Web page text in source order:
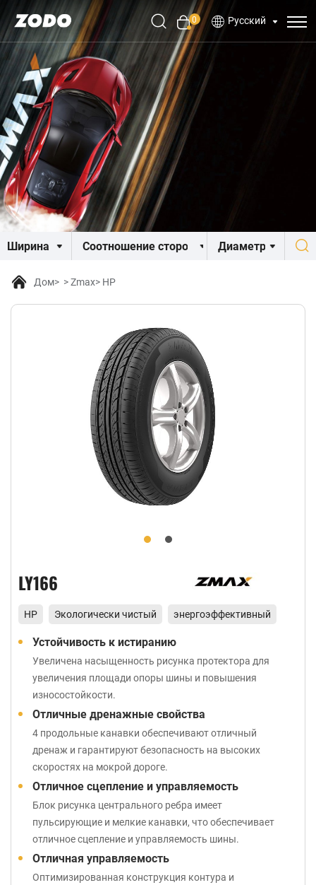
0 Русский
Дом Zmax HP
LY166
HP Экологически чистый энергоэффективный
Устойчивость к истиранию
Увеличена насыщенность рисунка протектора для
увеличения площади опоры шины и повышения
износостойкости.
Отличные дренажные свойства
4 продольные канавки обеспечивают отличный
дренаж и гарантируют безопасность на высоких
скоростях на мокрой дороге.
Отличное сцепление и управляемость
Блок рисунка центрального ребра имеет
пульсирующие и мелкие канавки, что обеспечивает
отличное сцепление и управляемость шины.
Отличная управляемость
Оптимизированная конструкция контура и